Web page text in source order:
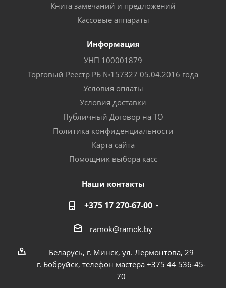
Книга замечаний и предложений
Кассовые аппараты
Информация
УНП 100001879
Торговый Реестр РБ №157327 05.04.2016 года
Условия оплаты
Условия доставки
Публичный Договор на ТО
Политика конфиденциальности
Карта сайта
Помощник выбора касс
Наши контакты
+375 17 270-67-00
ramok@ramok.by
Беларусь, г. Минск, ул. Лермонтова, 29
г. Бобруйск, телефон мастера +375 44 536-45-
70